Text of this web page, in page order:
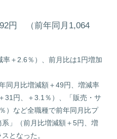
円 （前年同月1,064
＋2.6％）、前月比は1円増加
同月比増減額＋49円、増減率
31円、＋3.1％）、「販売・サ
）など全職種で前年同月比プ
」（前月比増減額＋5円、増
となった。